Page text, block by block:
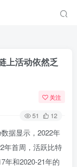
上活动依然乏
关注
51 12
据显示，2022年
年首周，活跃比特
年和2020-21年的